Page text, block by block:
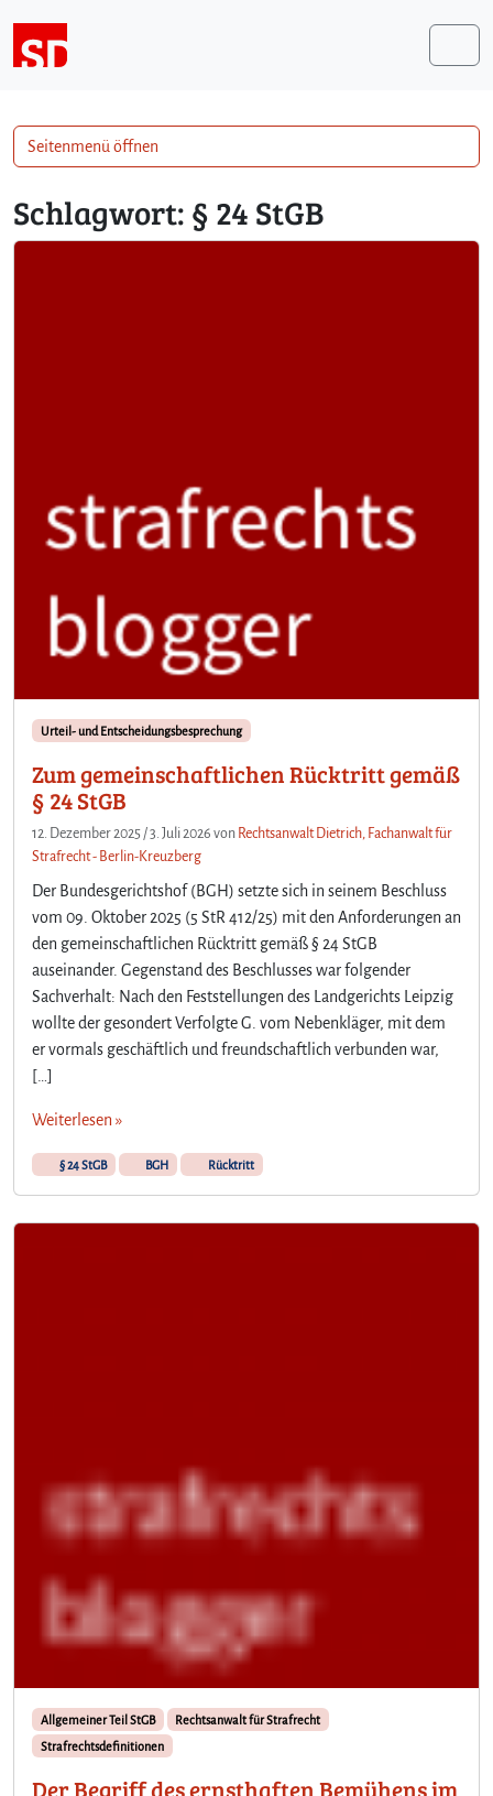
Schlagwort: § 24 StGB
Urteil- und Entscheidungsbesprechung
Zum gemeinschaftlichen Rücktritt gemäß
§ 24 StGB
12. Dezember 2025 /3. Juli 2026 von Rechtsanwalt Dietrich, Fachanwalt für
Strafrecht - Berlin-Kreuzberg
Der Bundesgerichtshof (BGH) setzte sich in seinem Beschluss
vom 09. Oktober 2025 (5 StR 412/25) mit den Anforderungen an
den gemeinschaftlichen Rücktritt gemäß § 24 StGB
auseinander. Gegenstand des Beschlusses war folgender
Sachverhalt: Nach den Feststellungen des Landgerichts Leipzig
wollte der gesondert Verfolgte G. vom Nebenkläger, mit dem
er vormals geschäftlich und freundschaftlich verbunden war,
[…]
Weiterlesen »
§ 24 StGB BGH Rücktritt
Allgemeiner Teil StGB
Rechtsanwalt für Strafrecht
Strafrechtsdefinitionen
Der Begriff des ernsthaften Bemühens im
Seitenmenü öffnen